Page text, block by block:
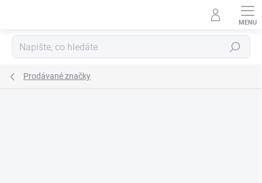
Hledat
Prodávané značky